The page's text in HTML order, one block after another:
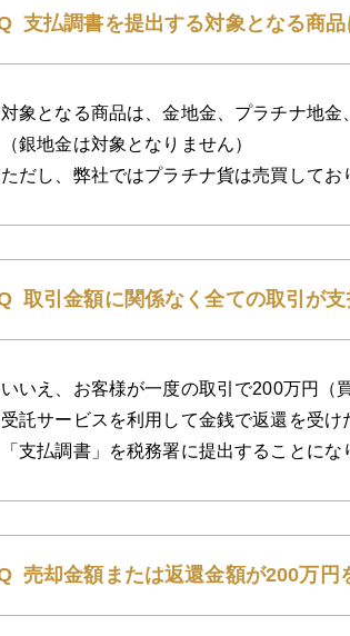
支払調書を提出する対象となる商
対象となる商品は、金地金、プラチナ地金
（銀地金は対象となりません）
ただし、弊社ではプラチナ貨は売買してお
取引金額に関係なく全ての取引が
いいえ、お客様が一度の取引で200万円（
受託サービスを利用して金銭で返還を受
「支払調書」を税務署に提出することにな
売却金額または返還金額が200万